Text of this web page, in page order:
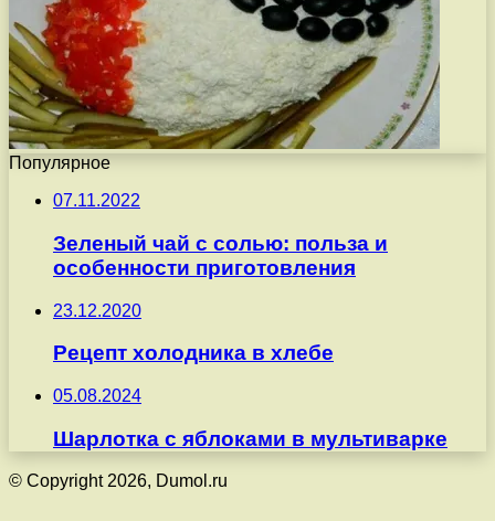
Популярное
07.11.2022
Зеленый чай с солью: польза и
особенности приготовления
23.12.2020
Рецепт холодника в хлебе
05.08.2024
Шарлотка с яблоками в мультиварке
© Copyright 2026, Dumol.ru